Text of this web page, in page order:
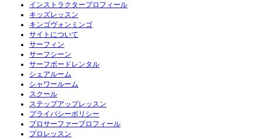
インストラクタープロフィール
キッズレッスン
キンゴヴォンミンゴ
サイトについて
サーフィン
サーフシーン
サーフボードレンタル
シェアルーム
シャワールーム
スクール
ステップアップレッスン
プライバシーポリシー
プロサーファープロフィール
プロレッスン